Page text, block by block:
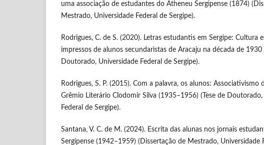
uma associação de estudantes do Atheneu Sergipense (1874)
Mestrado, Universidade Federal de Sergipe).
Rodrigues, C. de S. (2020). Letras estudantis em Sergipe: Cultura
impressos de alunos secundaristas de Aracaju na década de 1930
Doutorado, Universidade Federal de Sergipe).
Rodrigues, S. P. (2015). Com a palavra, os alunos: Associativismo
Grêmio Literário Clodomir Silva (1935–1956) (Tese de Doutorado,
Federal de Sergipe).
Santana, V. C. de M. (2024). Escrita das alunas nos jornais
Sergipense (1942–1959) (Dissertação de Mestrado, Universidade